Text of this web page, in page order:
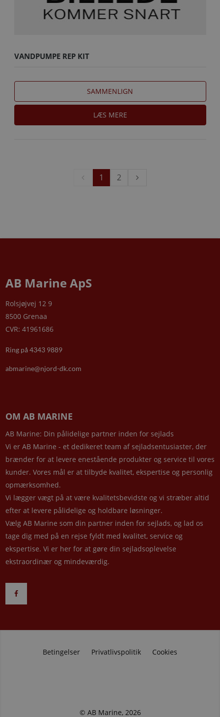
VANDPUMPE REP KIT
SAMMENLIGN
LÆS MERE
1 2
AB Marine ApS
Rolsjøjvej 12 9
8500 Grenaa
CVR: 41961686
Ring på 4343 9889
abmarine@njord-dk.com
OM AB MARINE
AB Marine: Din pålidelige partner inden for sejlads
Vi er AB Marine - et dedikeret team af sejladsentusiaster, der
brænder for at levere enestående produkter og service til vores
kunder. Vores mål er at tilbyde kvalitet, ekspertise og personlig
opmærksomhed.
Vi lægger vægt på at være kvalitetsbevidste og vi stræber altid
efter at levere pålidelige og holdbare løsninger.
Vælg AB Marine som din partner inden for sejlads, og lad os
tage dig med på en rejse fyldt med kvalitet, service og
ekspertise. Vi er her for at gøre din sejladsoplevelse
ekstraordinær og mindeværdig.
Betingelser Privatlivspolitik Cookies
© AB Marine, 2026